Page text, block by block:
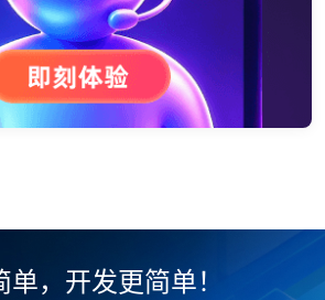
单，开发更简单！